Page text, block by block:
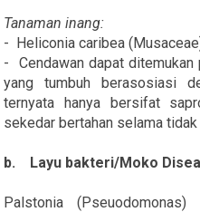
Tanaman inang:
- Heliconia caribea
- Cendawan dapat ditemukan
yang tumbuh berasosiasi
ternyata hanya bersifat
sekedar bertahan selama
b. Layu bakteri/Moko
Palstonia